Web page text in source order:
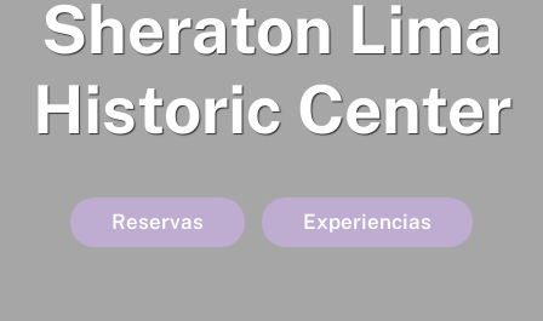
Sheraton Lima
Historic Center
Reservas Experiencias